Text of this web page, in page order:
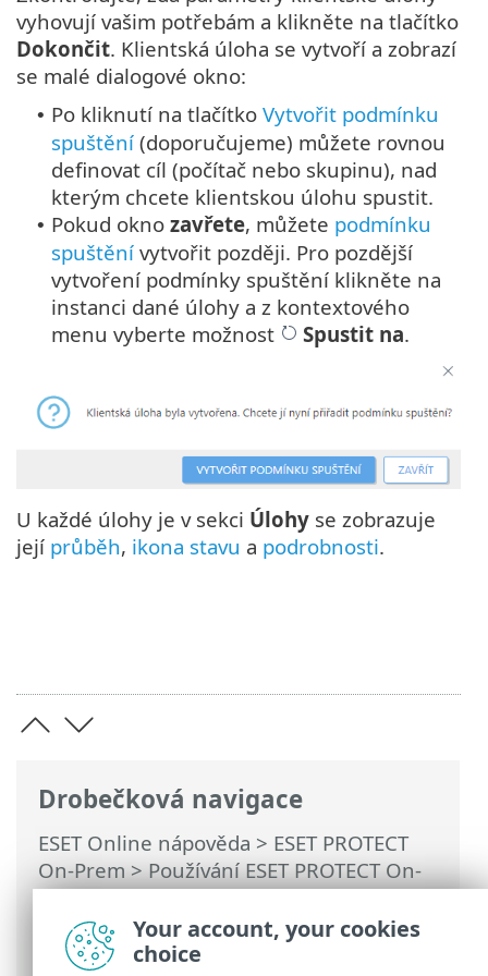
Drobečková navigace
ESET Online nápověda > ESET PROTECT
On-Prem>Používání ESET PROTECT On-
Prem>Hlavní menu ESET PROTECT On-
Prem>Úlohy>Klientské úlohy > Ukončit
izolaci počítače od sítě
vyhovují vašim potřebám a klikněte na tlačítko
Dokončit. Klientská úloha se vytvoří a zobrazí
se malé dialogové okno:
• Po kliknutí na tlačítko Vytvořit podmínku
spuštění (doporučujeme) můžete rovnou
definovat cíl (počítač nebo skupinu), nad
kterým chcete klientskou úlohu spustit.
• Pokud okno zavřete, můžete podmínku
spuštění vytvořit později. Pro pozdější
vytvoření podmínky spuštění klikněte na
instanci dané úlohy a z kontextového
menu vyberte možnost
Spustit na.
U každé úlohy je v sekci Úlohy se zobrazuje
její průběh, ikona stavu a podrobnosti.
Your account, your cookies
choice